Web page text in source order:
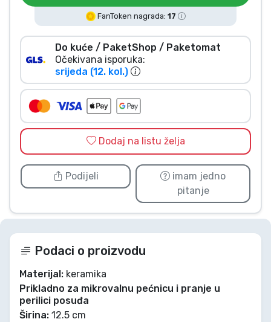
FanToken nagrada: 17
Do kuće / PaketShop / Paketomat
Očekivana isporuka:
srijeda (12. kol.)
Dodaj na listu želja
Podijeli
imam jedno
pitanje
Podaci o proizvodu
Materijal: keramika
Prikladno za mikrovalnu pećnicu i pranje u
perilici posuđa
Širina: 12.5 cm